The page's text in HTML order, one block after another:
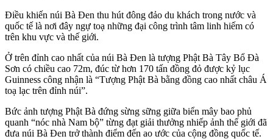
Điều khiến núi Bà Đen thu hút đông đảo du khách trong nước và
quốc tế là nơi đây ngự toạ những đại công trình tâm linh hiếm có
trên khu vực và thế giới.
Ở trên đỉnh cao nhất của núi Bà Đen là tượng Phật Bà Tây Bổ Đà
Sơn có chiều cao 72m, đúc từ hơn 170 tấn đồng đỏ được kỷ lục
Guinness công nhận là “Tượng Phật Bà bằng đồng cao nhất châu Á
toạ lạc trên đỉnh núi”.
Bức ảnh tượng Phật Bà đứng sừng sững giữa biển mây bao phủ
quanh “nóc nhà Nam bộ” từng đạt giải thưởng nhiếp ảnh thế giới đã
đưa núi Bà Đen trở thành điểm đến ao ước của cộng đồng quốc tế.